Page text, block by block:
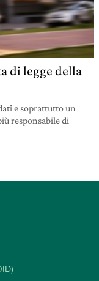
di legge della
e soprattutto un
responsabile di